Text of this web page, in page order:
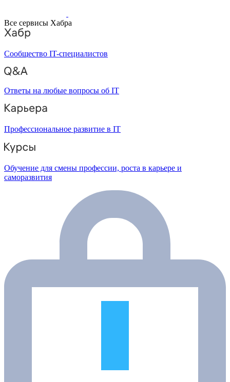
Все сервисы Хабра
Сообщество IT-специалистов
Ответы на любые вопросы об IT
Профессиональное развитие в IT
Обучение для смены профессии, роста в карьере и
саморазвития